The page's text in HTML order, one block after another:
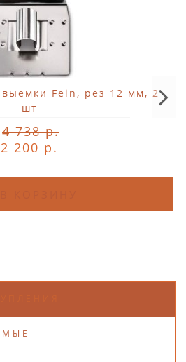
Fein, рез 12 мм, 2
шт
4 738 р.
2 200 р.